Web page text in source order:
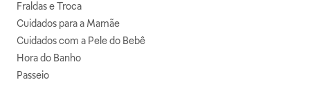
Fraldas e Troca
Cuidados para a Mamãe
Cuidados com a Pele do Bebê
Hora do Banho
Passeio